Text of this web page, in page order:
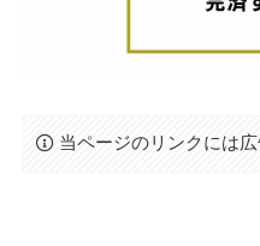
当ページのリンクには